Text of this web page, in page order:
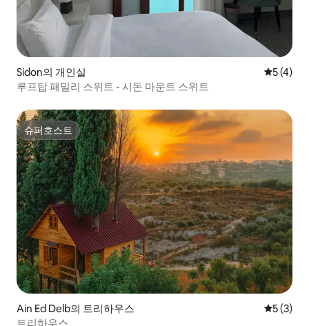
Sidon의 개인실 평점 5점
5 (4)
루프탑 패밀리 스위트 - 시돈 마운트 스위트
슈퍼호스트
슈퍼호스트
Ain Ed Delb의 트리하우스 평점 5점
5 (3)
트리하우스